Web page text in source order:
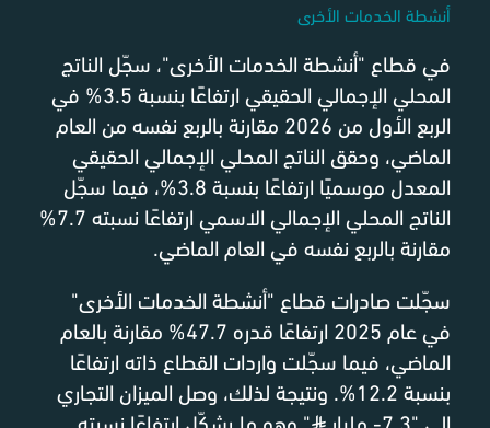
أنشطة الخدمات الأخرى
في قطاع "أنشطة الخدمات الأخرى"، سجّل الناتج
المحلي الإجمالي الحقيقي ارتفاعًا بنسبة 3.5% في
الربع الأول من 2026 مقارنة بالربع نفسه من العام
الماضي، وحقق الناتج المحلي الإجمالي الحقيقي
المعدل موسميًا ارتفاعًا بنسبة 3.8%، فيما سجّل
الناتج المحلي الإجمالي الاسمي ارتفاعًا نسبته 7.7%
مقارنة بالربع نفسه في العام الماضي.
سجّلت صادرات قطاع "أنشطة الخدمات الأخرى"
في عام 2025 ارتفاعًا قدره 47.7% مقارنة بالعام
الماضي، فيما سجّلت واردات القطاع ذاته ارتفاعًا
بنسبة 12.2%. ونتيجة لذلك، وصل الميزان التجاري
إلى "7.3- مليار
⃁" وهو ما يشكّل ارتفاعًا نسبته